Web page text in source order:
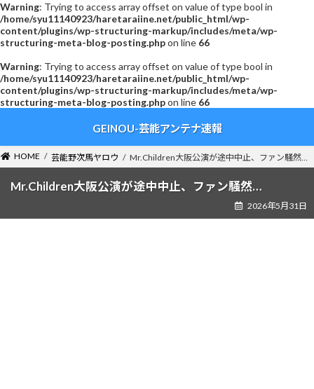
Warning: Trying to access array offset on value of type bool in
/home/syu11140923/haretaraiine.net/public_html/wp-
content/plugins/wp-structuring-markup/includes/meta/wp-
structuring-meta-blog-posting.phpon line 66
Warning: Trying to access array offset on value of type bool in
/home/syu11140923/haretaraiine.net/public_html/wp-
content/plugins/wp-structuring-markup/includes/meta/wp-
structuring-meta-blog-posting.phpon line 66
ン
ツ
ー
シ
GEINOU-芸能アンテナ速報
HOME 芸能野次馬ヤロウ Mr.Children大阪公演が途中中止、ファン騒然…
Mr.Children大阪公演が途中中止、ファン騒然…
2026年5月31日